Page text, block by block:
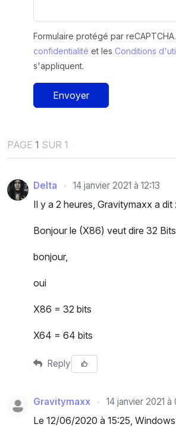
Formulaire protégé par
confidentialité et les Conditions
s'appliquent.
Envoyer
PAGE 1 SUR 1
Delta 14 janvier 2021 à 12:13
Il y a 2 heures, Gravitymaxx a dit :
Bonjour le (X86) veut dire 32 Bits
bonjour,
oui
X86 = 32 bits
X64 = 64 bits
Reply
Gravitymaxx 14 janvier 2021 à
Le 12/06/2020 à 15:25,